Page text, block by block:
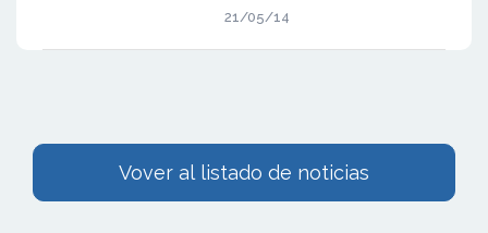
21/05/14
Vover al listado de noticias